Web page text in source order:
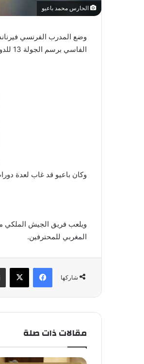
الحارس محمد باعيو
وضع المدرب الفرنسي
الفاسي برسم الجولة 13 للدوري المغربي للمحترفين.
وكان باعيو قد غاب لعدة
ويلعب فريق الجيش الملكي
المغربي للمحترفين.
شاركها
فيسبوك
مقالات ذات صلة